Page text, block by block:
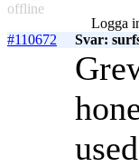
offline
Logga
#110672
Svar: